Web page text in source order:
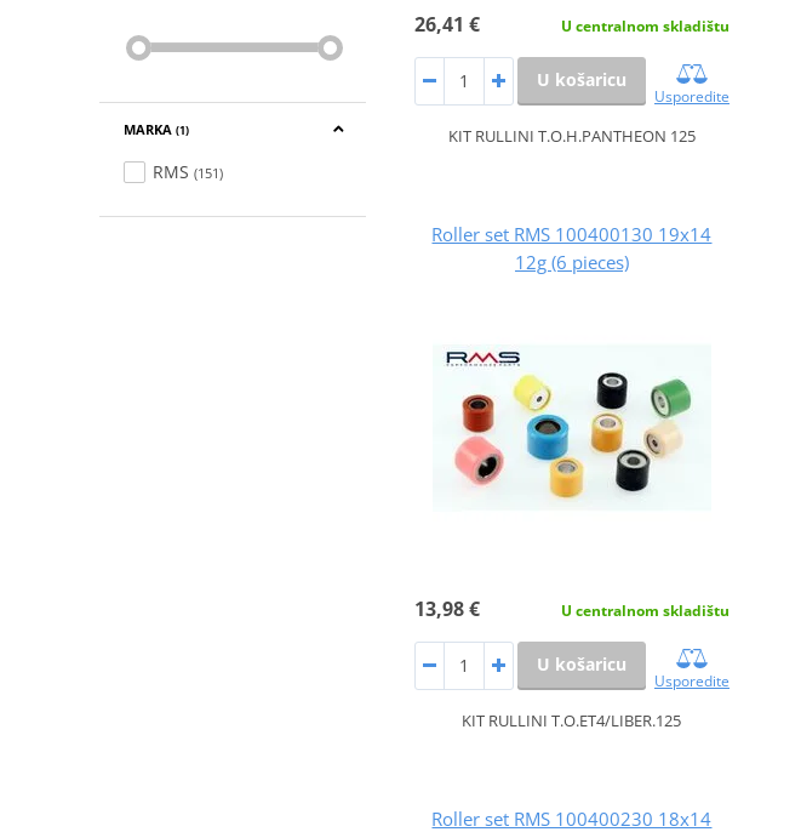
MARKA (1)
RMS (151)
26,41 € U centralnom skladištu
U košaricu
Usporedite
KIT RULLINI T.O.H.PANTHEON 125
Roller set RMS 100400130 19x14
12g (6 pieces)
13,98 € U centralnom skladištu
U košaricu
Usporedite
KIT RULLINI T.O.ET4/LIBER.125
Roller set RMS 100400230 18x14